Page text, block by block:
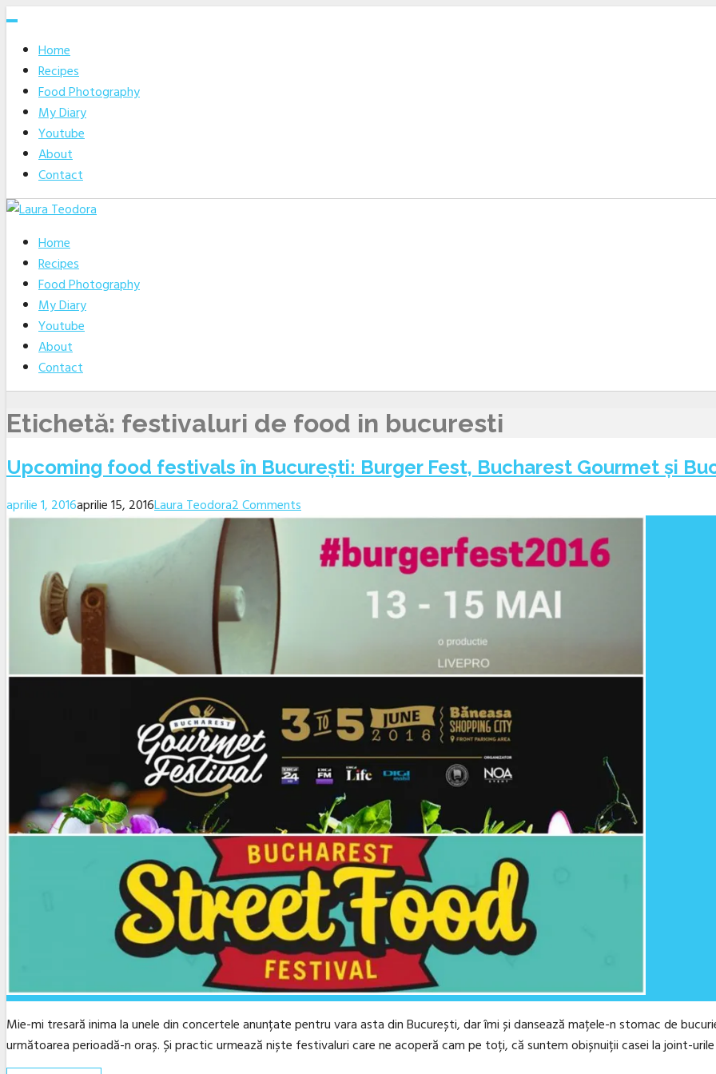
Skip
contentHome
Recipes
Food Photography
My Diary
Youtube
About
Contact
Home
Recipes
Food Photography
My Diary
Youtube
About
Contact
Etichetă: festivaluri de food in bucuresti
Upcoming food festivals în București: Burger Fest, Bucharest Gourmet și
aprilie 1, 2016aprilie 15, 2016Laura Teodora2 Comments
Mie-mi tresară inima la unele din concertele anunțate pentru vara asta din București, dar îmi și dansează mațele-n stomac de
următoarea perioadă-n oraș. Și practic urmează niște festivaluri care ne acoperă cam pe toți, că suntem obișnuiții casei la joint-